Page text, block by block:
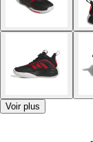
Voir plus